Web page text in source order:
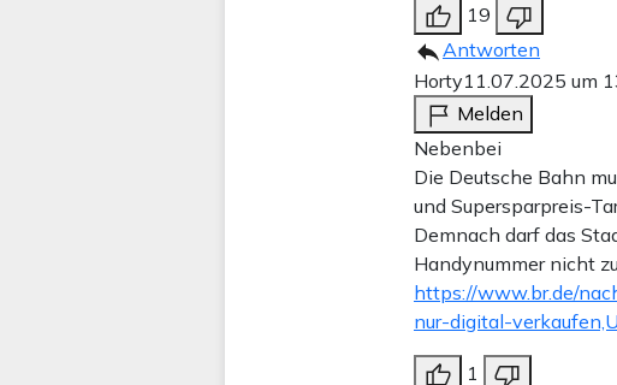
19
Antworten
Horty11.07.2025 um
Melden
Nebenbei
Die Deutsche Bahn
und Supersparpreis-
Demnach darf das
Handynummer nicht
https://www.br.de/
nur-digital-
1